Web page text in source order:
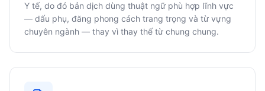
Y tế, do đó bản dịch dùng thuật ngữ phù hợp lĩnh vực
— dấu phụ, đăng phong cách trang trọng và từ vựng
chuyên ngành — thay vì thay thế từ chung chung.